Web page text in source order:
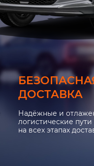
ДОСТАВКА
Надёжные и
логистические
на всех этапах